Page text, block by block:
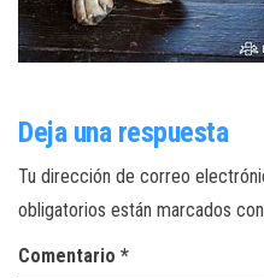
Deja una respuesta
Tu dirección de correo
obligatorios están marcados con
Comentario *